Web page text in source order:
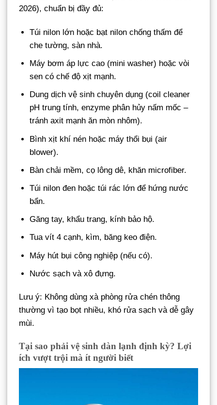
2026), chuẩn bị đầy đủ:
Túi nilon lớn hoặc bạt nilon chống thấm để
che tường, sàn nhà.
Máy bơm áp lực cao (mini washer) hoặc vòi
sen có chế độ xịt mạnh.
Dung dịch vệ sinh chuyên dụng (coil cleaner
pH trung tính, enzyme phân hủy nấm mốc –
tránh axit mạnh ăn mòn nhôm).
Bình xịt khí nén hoặc máy thổi bụi (air
blower).
Bàn chải mềm, cọ lông dê, khăn microfiber.
Túi nilon đen hoặc túi rác lớn để hứng nước
bẩn.
Găng tay, khẩu trang, kính bảo hộ.
Tua vít 4 cạnh, kìm, băng keo điện.
Máy hút bụi công nghiệp (nếu có).
Nước sạch và xô đựng.
Lưu ý: Không dùng xà phòng rửa chén thông
thường vì tạo bọt nhiều, khó rửa sạch và dễ gây
mùi.
Tại sao phải vệ sinh dàn lạnh định kỳ? Lợi
ích vượt trội mà ít người biết